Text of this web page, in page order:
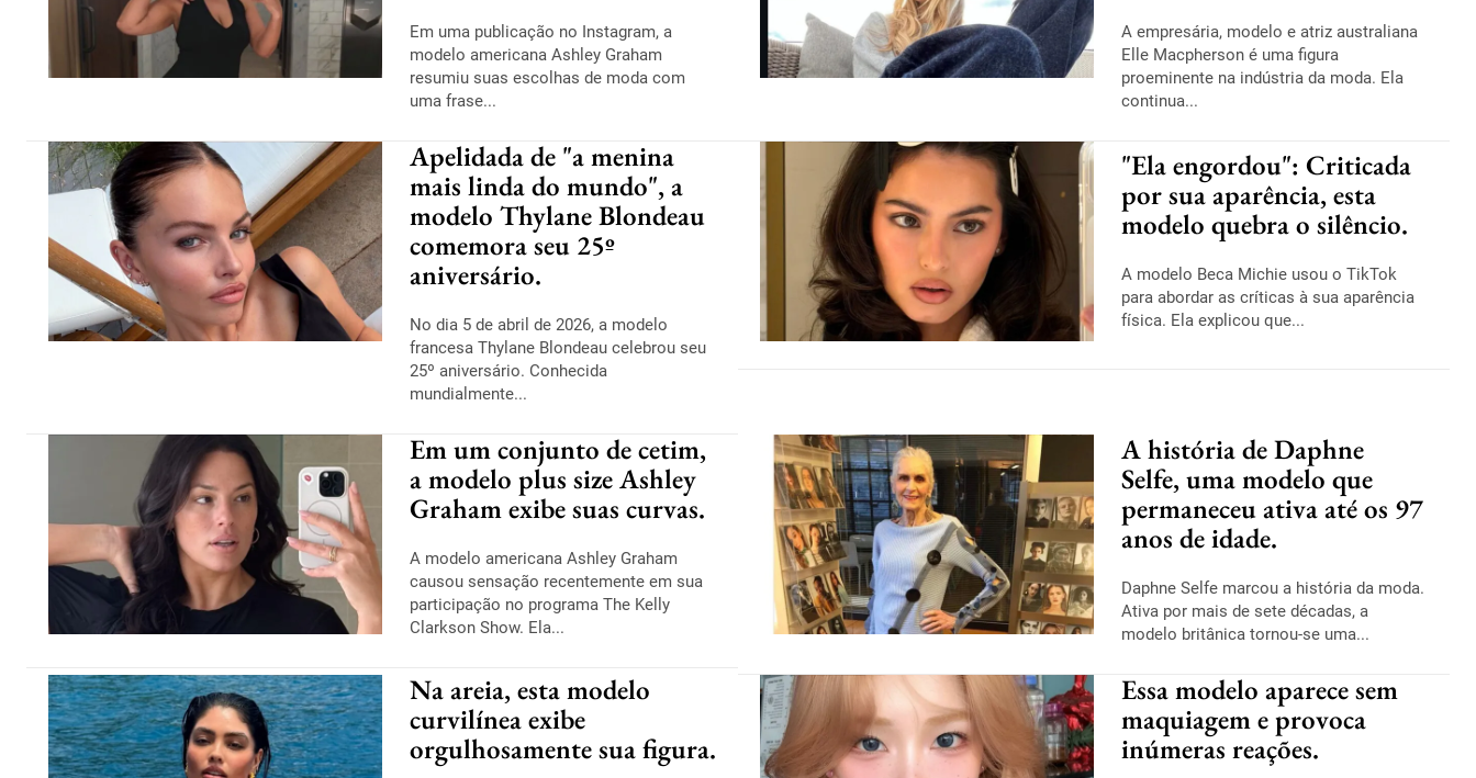
Em uma publicação no Instagram, a
modelo americana Ashley Graham
resumiu suas escolhas de moda com
uma frase...
A empresária, modelo e atriz australiana
Elle Macpherson é uma figura
proeminente na indústria da moda. Ela
continua...
Apelidada de "a menina
mais linda do mundo", a
modelo Thylane Blondeau
comemora seu 25º
aniversário.
No dia 5 de abril de 2026, a modelo
francesa Thylane Blondeau celebrou seu
25º aniversário. Conhecida
mundialmente...
"Ela engordou": Criticada
por sua aparência, esta
modelo quebra o silêncio.
A modelo Beca Michie usou o TikTok
para abordar as críticas à sua aparência
física. Ela explicou que...
Em um conjunto de cetim,
a modelo plus size Ashley
Graham exibe suas curvas.
A modelo americana Ashley Graham
causou sensação recentemente em sua
participação no programa The Kelly
Clarkson Show. Ela...
A história de Daphne
Selfe, uma modelo que
permaneceu ativa até os 97
anos de idade.
Daphne Selfe marcou a história da moda.
Ativa por mais de sete décadas, a
modelo britânica tornou-se uma...
Na areia, esta modelo
curvilínea exibe
orgulhosamente sua figura.
Essa modelo aparece sem
maquiagem e provoca
inúmeras reações.